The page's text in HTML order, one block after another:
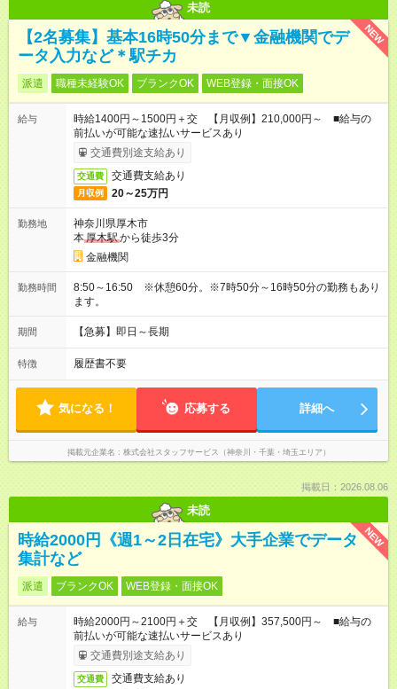
未読
NEW
【2名募集】基本16時50分まで▼金融機関でデ
ータ入力など＊駅チカ
派遣 職種未経験OK ブランクOK WEB登録・面接OK
給与
時給1400円～1500円＋交 【月収例】210,000円～ ■給与の
前払いが可能な速払いサービスあり
交通費別途支給あり
交通費 交通費支給あり
月収例 20～25万円
勤務地
神奈川県厚木市
本厚木駅から徒歩3分
金融機関
勤務時間
8:50～16:50 ※休憩60分。※7時50分～16時50分の勤務もあり
ます。
期間 【急募】即日～長期
特徴 履歴書不要
気になる！ 応募する 詳細へ
掲載元企業名 株式会社スタッフサービス（神奈川・千葉・埼玉エリア）
掲載日：2026.08.06
未読
NEW
時給2000円《週1～2日在宅》大手企業でデータ
集計など
派遣 ブランクOK WEB登録・面接OK
給与
時給2000円～2100円＋交 【月収例】357,500円～ ■給与の
前払いが可能な速払いサービスあり
交通費別途支給あり
交通費 交通費支給あり